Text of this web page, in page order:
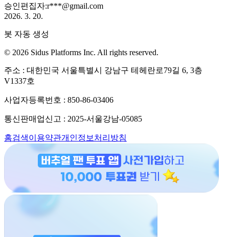
승인편집자:r***@gmail.com
2026. 3. 20.
봇 자동 생성
© 2026 Sidus Platforms Inc. All rights reserved.
주소 : 대한민국 서울특별시 강남구 테헤란로79길 6, 3층
V1337호
사업자등록번호 : 850-86-03406
통신판매업신고 : 2025-서울강남-05085
홈검색이용약관개인정보처리방침